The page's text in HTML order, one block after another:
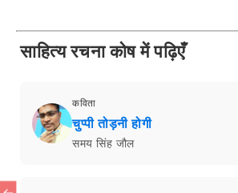
साहित्य रचना कोष में पढ़िएँ
कविता
चुप्पी तोड़नी होगी
समय सिंह जौल